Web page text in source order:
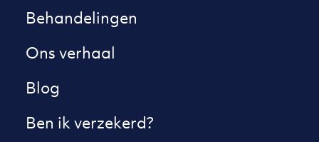
Behandelingen
Ons verhaal
Blog
Ben ik verzekerd?